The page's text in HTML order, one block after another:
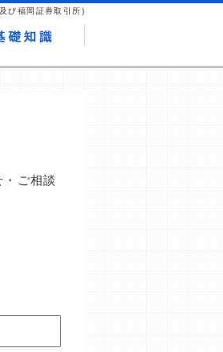
び福岡証券取引所)
ご相談